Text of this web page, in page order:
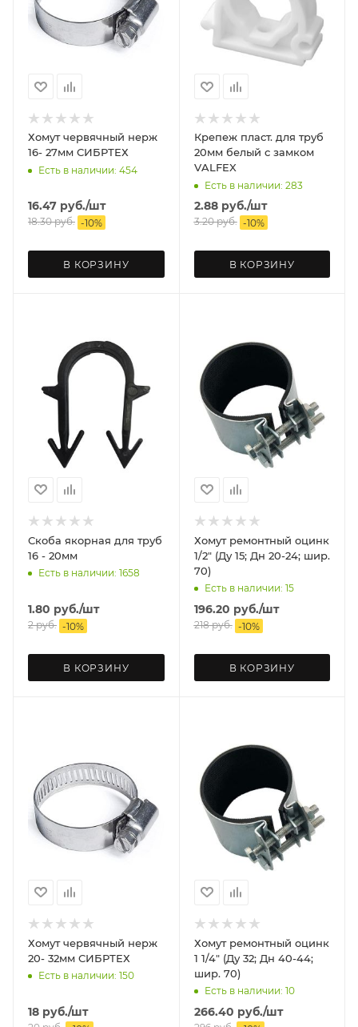
Хомут червячный нерж
16- 27мм СИБРТЕХ
Есть в наличии: 454
16.47 руб./шт
18.30руб. -10%
В КОРЗИНУ
Крепеж пласт. для труб
20мм белый с замком
VALFEX
Есть в наличии: 283
2.88руб./шт
3.20руб. -10%
В КОРЗИНУ
Скоба якорная для труб
16 - 20мм
Есть в наличии: 1658
1.80 руб./шт
2руб. -10%
В КОРЗИНУ
Хомут ремонтный оцинк
1/2" (Ду 15; Дн 20-24; шир.
70)
Есть в наличии: 15
196.20 руб./шт
218руб. -10%
В КОРЗИНУ
Хомут червячный нерж
20- 32мм СИБРТЕХ
Есть в наличии: 150
18 руб./шт
Хомут ремонтный оцинк
1 1/4" (Ду 32; Дн 40-44;
шир. 70)
Есть в наличии: 10
266.40 руб./шт